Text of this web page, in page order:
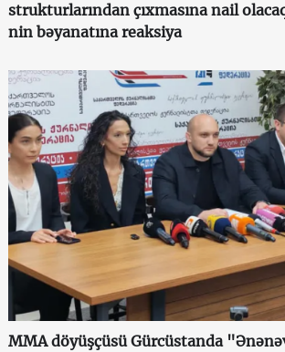
strukturlarından çıxmasına nail
nin bəyanatına reaksiya
MMA döyüşçüsü Gürcüstanda